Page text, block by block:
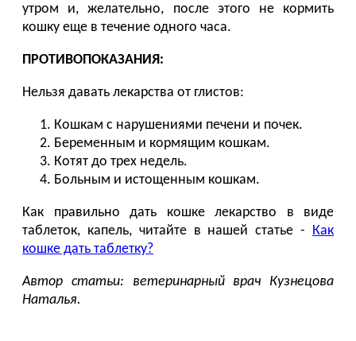
утром и, желательно, после этого не кормить
кошку еще в течение одного часа.
ПРОТИВОПОКАЗАНИЯ:
Нельзя давать лекарства от глистов:
Кошкам с нарушениями печени и почек.
Беременным и кормящим кошкам.
Котят до трех недель.
Больным и истощенным кошкам.
Как правильно дать кошке лекарство в виде
таблеток, капель, читайте в нашей статье -
Как
кошке дать таблетку?
Автор статьи: ветеринарный врач Кузнецова
Наталья.